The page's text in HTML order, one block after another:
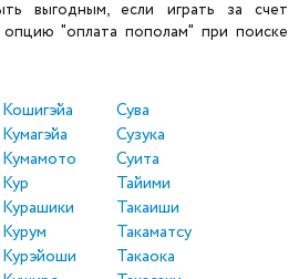
выгодным, если играть за счет
"оплата пополам" при поиске
Кошигэйа
Кумагэйа
Кумамото
Кур
Курашики
Курум
Курэйоши
Сува
Сузука
Суита
Тайими
Такаиши
Такаматсу
Такаока